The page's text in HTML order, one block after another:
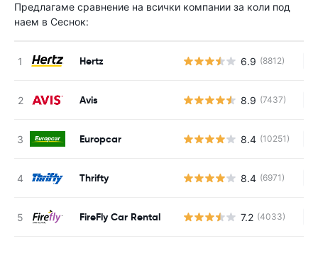
Предлагаме сравнение на всички компании за коли под
наем в Сеснок:
Hertz 6.9 (8812)
Avis 8.9 (7437)
Europcar 8.4 (10251)
Thrifty 8.4 (6971)
FireFly Car Rental 7.2 (4033)